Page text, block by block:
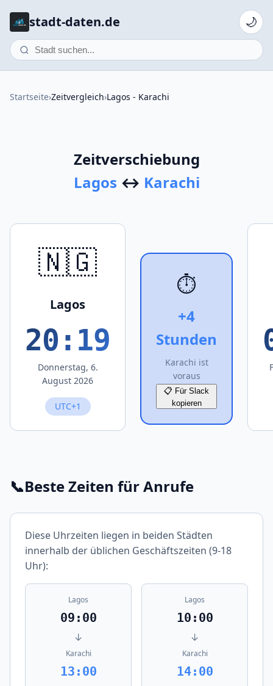
stadt-daten.de 🌙
Startseite›Zeitvergleich›Lagos - Karachi
Zeitverschiebung
Lagos ↔ Karachi
🇳🇬
Lagos
20:19
Donnerstag, 6.
August 2026
UTC+1
⏱️
+4
Stunden
Karachi ist
voraus
📋 Für Slack
kopieren
📞Beste Zeiten für Anrufe
Diese Uhrzeiten liegen in beiden Städten
innerhalb der üblichen Geschäftszeiten (9-18
Uhr):
Lagos
09:00
↓
Karachi
13:00
Lagos
10:00
↓
Karachi
14:00